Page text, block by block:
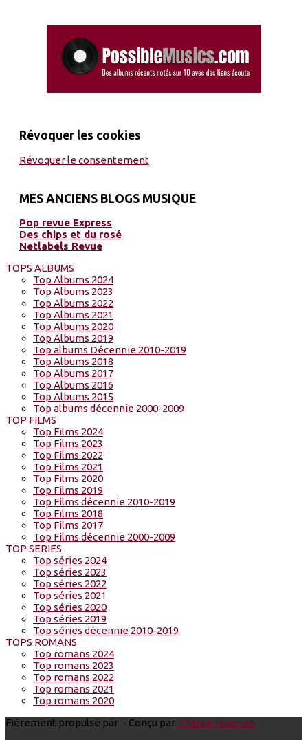
Révoquer les cookies
Révoquer le consentement
MES ANCIENS BLOGS MUSIQUE
Pop revue Express
Des chips et du rosé
Netlabels Revue
TOPS ALBUMS
Top Albums 2024
Top Albums 2023
Top Albums 2022
Top Albums 2021
Top Albums 2020
Top Albums 2019
Top albums Décennie 2010-2019
Top Albums 2018
Top Albums 2017
Top Albums 2016
Top Albums 2015
Top albums décennie 2000-2009
TOP FILMS
Top Films 2024
Top Films 2023
Top Films 2022
Top Films 2021
Top Films 2020
Top Films 2019
Top Films décennie 2010-2019
Top Films 2018
Top Films 2017
Top Films décennie 2000-2009
TOP SERIES
Top séries 2024
Top séries 2023
Top séries 2022
Top séries 2021
Top séries 2020
Top séries 2019
Top séries décennie 2010-2019
TOPS ROMANS
Top romans 2024
Top romans 2023
Top romans 2022
Top romans 2021
Top romans 2020
Fièrement propulsé par - Conçu par Thème Hueman